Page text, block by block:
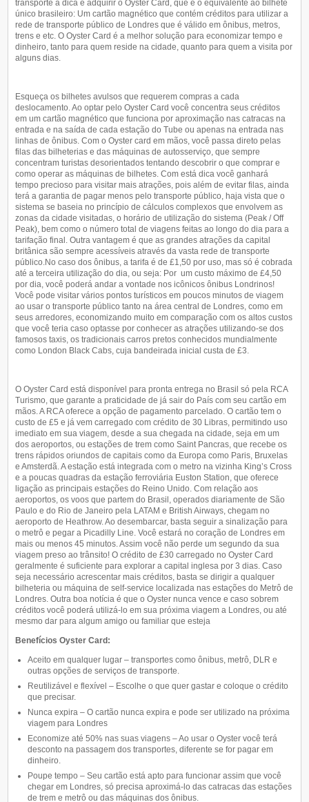
transporte a dica é adquirir o Oyster Card, que é o equivalente ao bilhete
único brasileiro: Um cartão magnético que contém créditos para utilizar a
rede de transporte público de Londres que é válido em ônibus, metros,
trens e etc. O Oyster Card é a melhor solução para economizar tempo e
dinheiro, tanto para quem reside na cidade, quanto para quem a visita por
alguns dias.
Esqueça os bilhetes avulsos que requerem compras a cada
deslocamento. Ao optar pelo Oyster Card você concentra seus créditos
em um cartão magnético que funciona por aproximação nas catracas na
entrada e na saída de cada estação do Tube ou apenas na entrada nas
linhas de ônibus. Com o Oyster card em mãos, você passa direto pelas
filas das bilheterias e das máquinas de autosserviço, que sempre
concentram turistas desorientados tentando descobrir o que comprar e
como operar as máquinas de bilhetes. Com está dica você ganhará
tempo precioso para visitar mais atrações, pois além de evitar filas, ainda
terá a garantia de pagar menos pelo transporte público, haja vista que o
sistema se baseia no princípio de cálculos complexos que envolvem as
zonas da cidade visitadas, o horário de utilização do sistema (Peak / Off
Peak), bem como o número total de viagens feitas ao longo do dia para a
tarifação final. Outra vantagem é que as grandes atrações da capital
britânica são sempre acessíveis através da vasta rede de transporte
público.No caso dos ônibus, a tarifa é de £1,50 por uso, mas só é cobrada
até a terceira utilização do dia, ou seja: Por um custo máximo de £4,50
por dia, você poderá andar a vontade nos icônicos ônibus Londrinos!
Você pode visitar vários pontos turísticos em poucos minutos de viagem
ao usar o transporte público tanto na área central de Londres, como em
seus arredores, economizando muito em comparação com os altos custos
que você teria caso optasse por conhecer as atrações utilizando-se dos
famosos taxis, os tradicionais carros pretos conhecidos mundialmente
como London Black Cabs, cuja bandeirada inicial custa de £3.
O Oyster Card está disponível para pronta entrega no Brasil só pela RCA
Turismo, que garante a praticidade de já sair do País com seu cartão em
mãos. A RCA oferece a opção de pagamento parcelado. O cartão tem o
custo de £5 e já vem carregado com crédito de 30 Libras, permitindo uso
imediato em sua viagem, desde a sua chegada na cidade, seja em um
dos aeroportos, ou estações de trem como Saint Pancras, que recebe os
trens rápidos oriundos de capitais como da Europa como Paris, Bruxelas
e Amsterdã. A estação está integrada com o metro na vizinha King’s Cross
e a poucas quadras da estação ferroviária Euston Station, que oferece
ligação as principais estações do Reino Unido. Com relação aos
aeroportos, os voos que partem do Brasil, operados diariamente de São
Paulo e do Rio de Janeiro pela LATAM e British Airways, chegam no
aeroporto de Heathrow. Ao desembarcar, basta seguir a sinalização para
o metrô e pegar a Picadilly Line. Você estará no coração de Londres em
mais ou menos 45 minutos. Assim você não perde um segundo da sua
viagem preso ao trânsito! O crédito de £30 carregado no Oyster Card
geralmente é suficiente para explorar a capital inglesa por 3 dias. Caso
seja necessário acrescentar mais créditos, basta se dirigir a qualquer
bilheteria ou máquina de self-service localizada nas estações do Metrô de
Londres. Outra boa notícia é que o Oyster nunca vence e caso sobrem
créditos você poderá utilizá-lo em sua próxima viagem a Londres, ou até
mesmo dar para algum amigo ou familiar que esteja
Benefícios Oyster Card:
Aceito em qualquer lugar – transportes como ônibus, metrô, DLR e
outras opções de serviços de transporte.
Reutilizável e flexível – Escolhe o que quer gastar e coloque o crédito
que precisar.
Nunca expira – O cartão nunca expira e pode ser utilizado na próxima
viagem para Londres
Economize até 50% nas suas viagens – Ao usar o Oyster você terá
desconto na passagem dos transportes, diferente se for pagar em
dinheiro.
Poupe tempo – Seu cartão está apto para funcionar assim que você
chegar em Londres, só precisa aproximá-lo das catracas das estações
de trem e metrô ou das máquinas dos ônibus.